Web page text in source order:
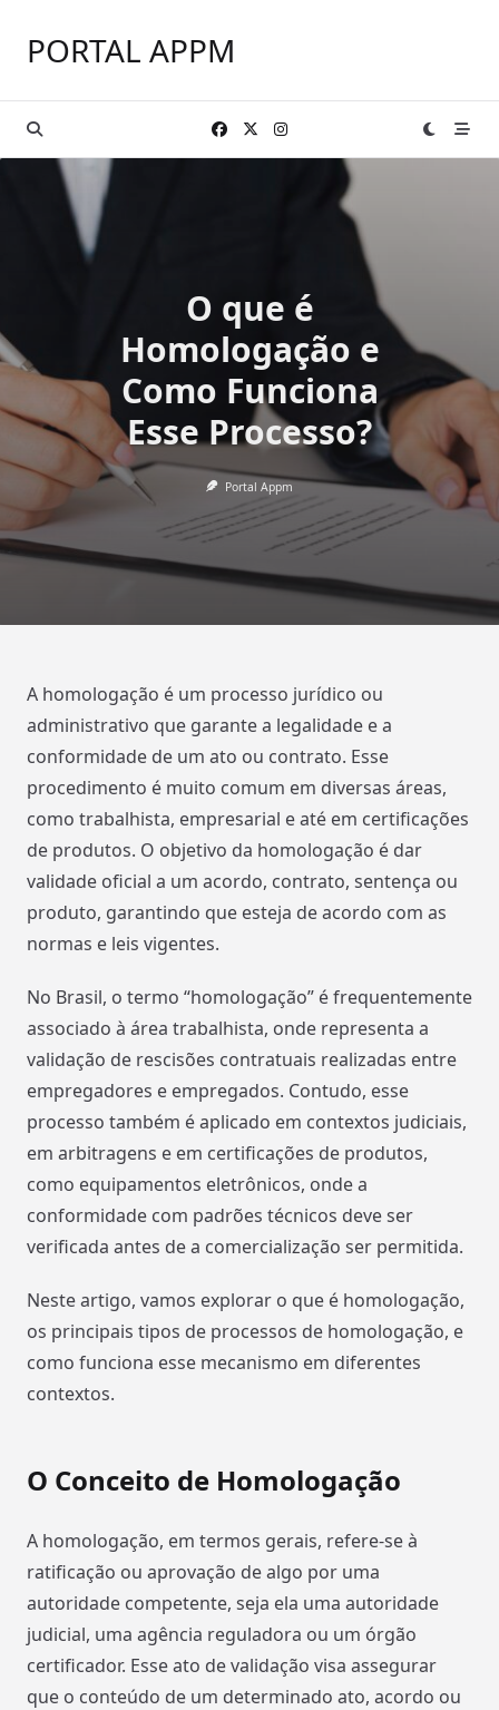
content
PORTAL APPM
O que é
Homologação e
Como Funciona
Esse Processo?
Portal Appm
A homologação é um processo jurídico ou
administrativo que garante a legalidade e a
conformidade de um ato ou contrato. Esse
procedimento é muito comum em diversas áreas,
como trabalhista, empresarial e até em certificações
de produtos. O objetivo da homologação é dar
validade oficial a um acordo, contrato, sentença ou
produto, garantindo que esteja de acordo com as
normas e leis vigentes.
No Brasil, o termo “homologação” é frequentemente
associado à área trabalhista, onde representa a
validação de rescisões contratuais realizadas entre
empregadores e empregados. Contudo, esse
processo também é aplicado em contextos judiciais,
em arbitragens e em certificações de produtos,
como equipamentos eletrônicos, onde a
conformidade com padrões técnicos deve ser
verificada antes de a comercialização ser permitida.
Neste artigo, vamos explorar o que é homologação,
os principais tipos de processos de homologação, e
como funciona esse mecanismo em diferentes
contextos.
O Conceito de Homologação
A homologação, em termos gerais, refere-se à
ratificação ou aprovação de algo por uma
autoridade competente, seja ela uma autoridade
judicial, uma agência reguladora ou um órgão
certificador. Esse ato de validação visa assegurar
que o conteúdo de um determinado ato, acordo ou